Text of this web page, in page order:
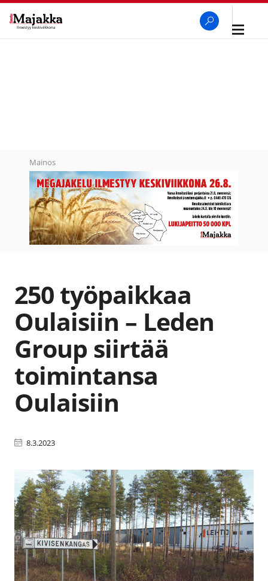
Avaa
Mainos
250 työpaikkaa
Oulaisiin – Leden
Group siirtää
toimintansa
Oulaisiin
8.3.2023